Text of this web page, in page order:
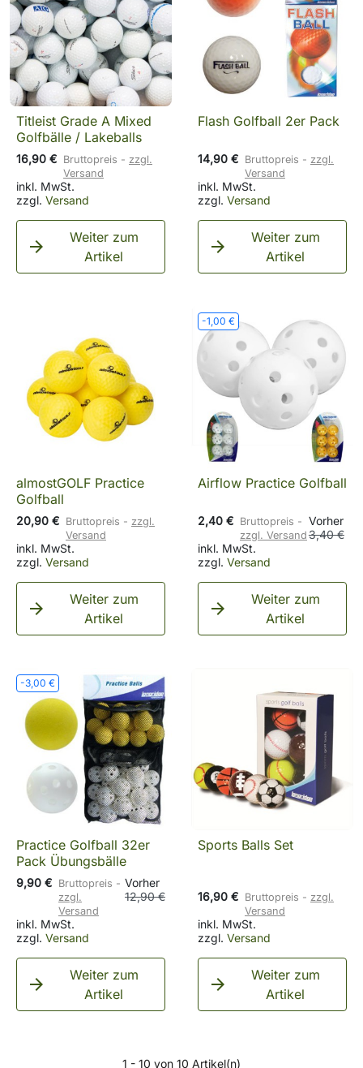
Titleist Grade A Mixed
Golfbälle / Lakeballs
16,90 € Bruttopreis
zzgl.
Versand
inkl. MwSt.
zzgl. Versand

Weiter zum
Artikel
Flash Golfball 2er Pack
14,90 € Bruttopreis
zzgl.
Versand
inkl. MwSt.
zzgl. Versand

Weiter zum
Artikel
almostGOLF Practice
Golfball
20,90 € Bruttopreis
zzgl.
Versand
inkl. MwSt.
zzgl. Versand

Weiter zum
Artikel
-1,00 €
Airflow Practice Golfball
2,40 € Bruttopreis
zzgl. Versand
Vorher
3,40 €
inkl. MwSt.
zzgl. Versand

Weiter zum
Artikel
-3,00 €
Practice Golfball 32er
Pack Übungsbälle
9,90 € Bruttopreis
zzgl.
Versand
Vorher
12,90 €
inkl. MwSt.
zzgl. Versand

Weiter zum
Artikel
Sports Balls Set
16,90 € Bruttopreis
zzgl.
Versand
inkl. MwSt.
zzgl. Versand

Weiter zum
Artikel
1 - 10 von 10 Artikel(n)